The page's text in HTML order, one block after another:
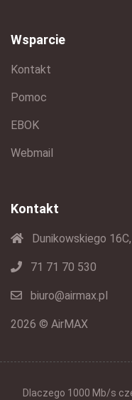
Wsparcie
Kontakt
Pomoc
EBOK
Webmail
Kontakt
Dunikowskiego
71 71 70 530
biuro@airmax.pl
2026 © AirMAX
Dlaczego 1000 Mb/s